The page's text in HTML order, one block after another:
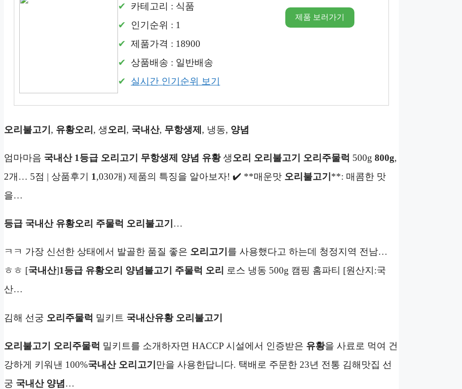
카테고리 : 식품
인기순위 : 1
제품가격 : 18900
상품배송 : 일반배송
실시간 인기순위 보기
제품 보러가기
오리불고기 , 유황오리 , 생오리 , 국내산, 무항생제 , 냉동, 양념
엄마마음 국내산 1등급 오리고기 무항생제 양념 유황생오리 오리불고기 오리주물럭 500g 800g,
2개… 5점 | 상품후기 1,030개) 제품의 특징을 알아보자! ✔️ **매운맛 오리불고기 **: 매콤한 맛
을…
등급 국내산 유황오리 주물럭 오리불고기 …
ㅋㅋ 가장 신선한 상태에서 발골한 품질 좋은 오리고기 를 사용했다고 하는데 청정지역 전남…
ㅎㅎ [국내산]1등급 유황오리 양념 불고기 주물럭 오리 로스 냉동 500g 캠핑 홈파티 [원산지:국
산…
김해 선궁 오리주물럭 밀키트 국내산유황 오리불고기
오리불고기 오리주물럭 밀키트를 소개하자면 HACCP 시설에서 인증받은 유황을 사료로 먹여 건
강하게 키워낸 100%국내산 오리고기 만을 사용한답니다. 택배로 주문한 23년 전통 김해맛집 선
궁 국내산 양념 …